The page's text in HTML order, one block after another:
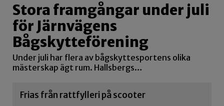
Stora framgångar under juli
för Järnvägens
Bågskytteförening
Under juli har flera av bågskyttesportens olika
mästerskap ägt rum. Hallsbergs…
Frias från rattfylleri på scooter